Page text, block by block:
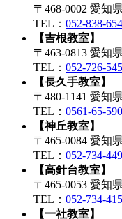
〒468-0002 愛知
TEL： 052-838-
【吉根教室】
〒463-0813 愛知
TEL： 052-726-
【長久手教室】
〒480-1141 愛知
TEL： 0561-65-
【神丘教室】
〒465-0084 愛知
TEL： 052-734-
【高針台教室】
〒465-0053 愛知
TEL： 052-734-
【一社教室】